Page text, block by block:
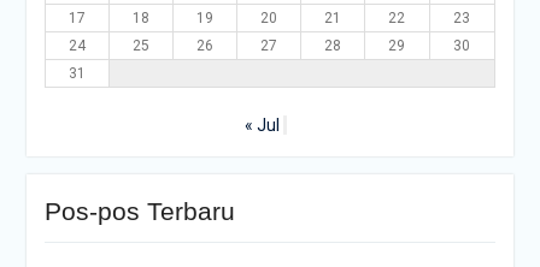
17
18 19 20 21 22
23
24
25 26 27 28 29
30
31
« Jul
Pos-pos Terbaru